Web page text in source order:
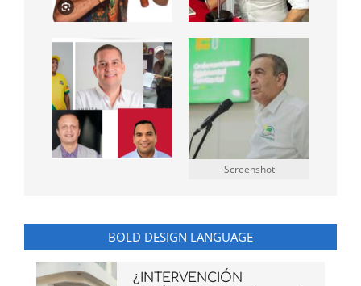
Screenshot
BOLD DESIGN LANGUAGE
¿INTERVENCIÓN